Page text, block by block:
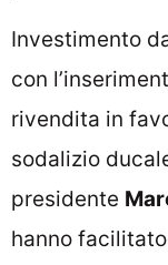
Investimento
con
rivendita in
sodalizio
presidente
hanno